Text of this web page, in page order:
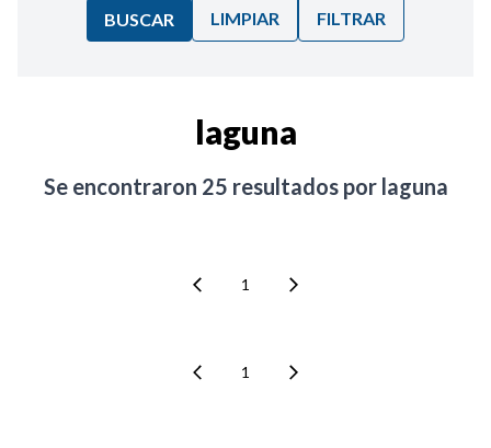
BUSCAR LIMPIAR FILTRAR
laguna
Se encontraron 25 resultados por laguna
1
1